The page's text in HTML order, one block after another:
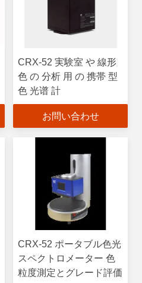
CRX-52 実験室 や 線形
色 の 分析 用 の 携帯 型
色 光谱 計
お問い合わせ
CRX-52 ポータブル色光
スペクトロメーター 色
粒度測定とグレード評価